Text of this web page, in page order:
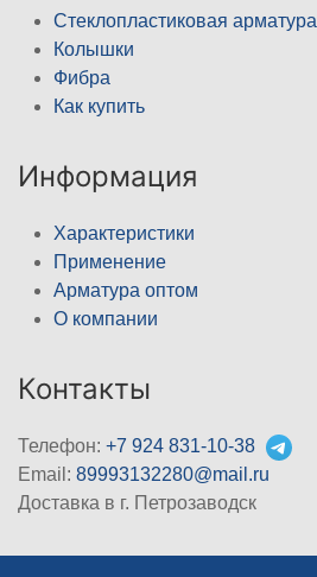
Стеклопластиковая арматура
Колышки
Фибра
Как купить
Информация
Характеристики
Применение
Арматура оптом
О компании
Контакты
Телефон: +7 924 831-10-38
Email: 89993132280@mail.ru
Доставка в г. Петрозаводск